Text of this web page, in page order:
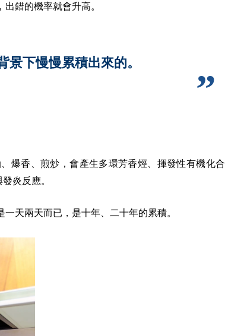
錯的機率就會升高。
下慢慢累積出來的。
爆香、煎炒，會產生多環芳香烴、揮發性有機化合
炎反應。
天兩天而已，是十年、二十年的累積。